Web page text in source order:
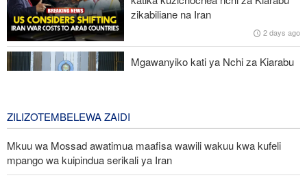
baada ya tembo 15 kufa huko Amboseli
Mlipuko wa Ebola Kongo wapindukia maambukizi 4,000
zikabiliane na Iran
2 days ago
Mgawanyiko kati ya Nchi za Kiarabu
ZILIZOTEMBELEWA ZAIDI
Mkuu wa Mossad awatimua maafisa wawili wakuu kwa kufeli
mpango wa kuipindua serikali ya Iran